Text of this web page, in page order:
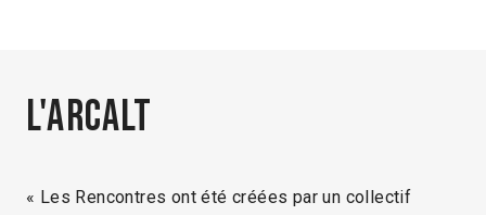
L'ARCALT
« Les Rencontres ont été créées par un collectif